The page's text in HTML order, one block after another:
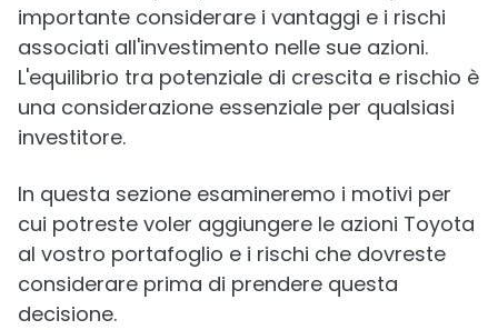
importante considerare i vantaggi e i rischi
associati all'investimento nelle sue azioni.
L'equilibrio tra potenziale di crescita e rischio è
una considerazione essenziale per qualsiasi
investitore.
In questa sezione esamineremo i motivi per
cui potreste voler aggiungere le azioni Toyota
al vostro portafoglio e i rischi che dovreste
considerare prima di prendere questa
decisione.